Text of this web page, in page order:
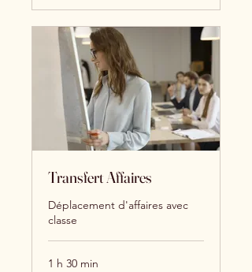
Transfert Affaires
Déplacement d'affaires avec
classe
1 h 30 min